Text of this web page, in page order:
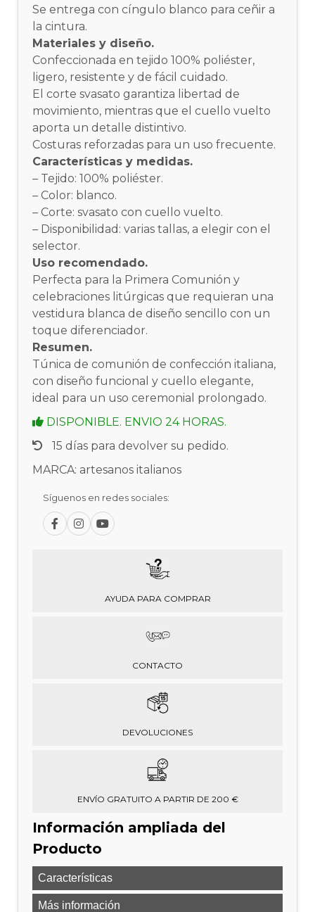
Se entrega con cíngulo blanco para ceñir a
la cintura.
Materiales y diseño.
Confeccionada en tejido 100% poliéster,
ligero, resistente y de fácil cuidado.
El corte svasato garantiza libertad de
movimiento, mientras que el cuello vuelto
aporta un detalle distintivo.
Costuras reforzadas para un uso frecuente.
Características y medidas.
– Tejido: 100% poliéster.
– Color: blanco.
– Corte: svasato con cuello vuelto.
– Disponibilidad: varias tallas, a elegir con el
selector.
Uso recomendado.
Perfecta para la Primera Comunión y
celebraciones litúrgicas que requieran una
vestidura blanca de diseño sencillo con un
toque diferenciador.
Resumen.
Túnica de comunión de confección italiana,
con diseño funcional y cuello elegante,
ideal para un uso ceremonial prolongado.
DISPONIBLE. ENVIO 24 HORAS.
15 días para devolver su pedido.
MARCA: artesanos italianos
Síguenos en redes sociales:
AYUDA PARA COMPRAR
CONTACTO
DEVOLUCIONES
ENVÍO GRATUITO A PARTIR DE 200 €
Información ampliada del
Producto
Características
Más información